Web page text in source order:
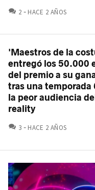
2 COMENTARIOS
HACE 2 AÑOS
'Maestros de la
entregó los 50.000
del premio a su
tras una temporada
la peor audiencia
reality
3 COMENTARIOS
HACE 2 AÑOS